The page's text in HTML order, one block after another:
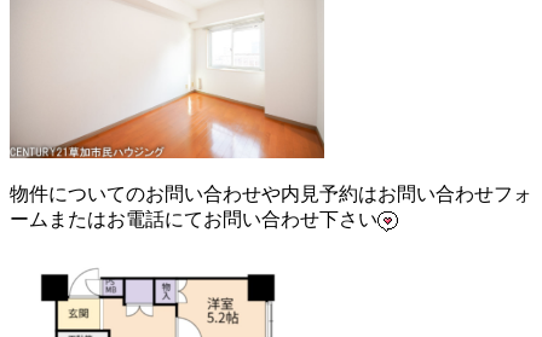
物件についてのお問い合わせや内見予約はお問い合わせフォ
ームまたはお電話にてお問い合わせ下さい